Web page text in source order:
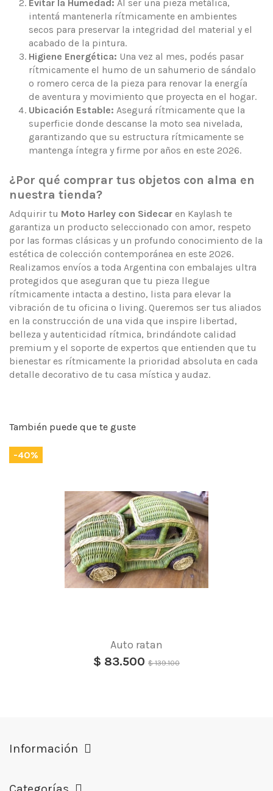
Evitar la Humedad: Al ser una pieza metálica,
intentá mantenerla rítmicamente en ambientes
secos para preservar la integridad del material y el
acabado de la pintura.
Higiene Energética: Una vez al mes, podés pasar
rítmicamente el humo de un sahumerio de sándalo
o romero cerca de la pieza para renovar la energía
de aventura y movimiento que proyecta en el hogar.
Ubicación Estable: Asegurá rítmicamente que la
superficie donde descanse la moto sea nivelada,
garantizando que su estructura rítmicamente se
mantenga íntegra y firme por años en este 2026.
¿Por qué comprar tus objetos con alma en
nuestra tienda?
Adquirir tu Moto Harley con Sidecar en Kaylash te
garantiza un producto seleccionado con amor, respeto
por las formas clásicas y un profundo conocimiento de la
estética de colección contemporánea en este 2026.
Realizamos envíos a toda Argentina con embalajes ultra
protegidos que aseguran que tu pieza llegue
rítmicamente intacta a destino, lista para elevar la
vibración de tu oficina o living. Queremos ser tus aliados
en la construcción de una vida que inspire libertad,
belleza y autenticidad rítmica, brindándote calidad
premium y el soporte de expertos que entienden que tu
bienestar es rítmicamente la prioridad absoluta en cada
detalle decorativo de tu casa mística y audaz.
También puede que te guste
-40%
Auto ratan
$ 83.500 $ 139.100
Información